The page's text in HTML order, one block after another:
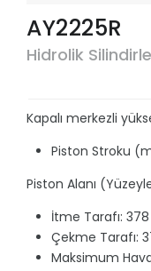
AY2225R
Hidrolik
Kapalı merkezli
Piston Stroku
Piston Alanı
İtme Tarafı:
Çekme Tarafı:
Maksimum